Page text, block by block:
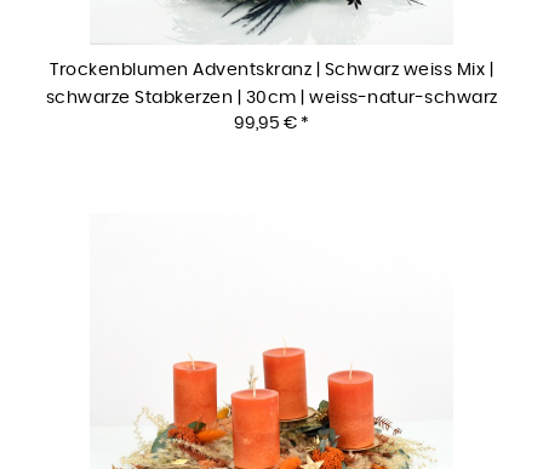
Trockenblumen Adventskranz | Schwarz weiss Mix |
schwarze Stabkerzen | 30cm | weiss-natur-schwarz
99,95 € *